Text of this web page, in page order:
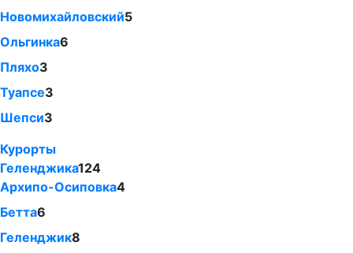
Новомихайловский5
Ольгинка6
Пляхо3
Туапсе3
Шепси3
Курорты
Геленджика124
Архипо-Осиповка4
Бетта6
Геленджик8